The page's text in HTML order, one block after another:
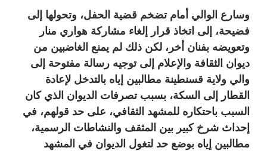
وسارع الوالي أمام تضخم قضية الحفل، وتحولها إلى
فضيحة، إلى اتخاذ قرار
إلغاء مشاركة هواري منار
وتعويضه بفنان أخر، لكن ذلك لم يمنع الغاضبين من
ديوان الثقافة والإعلام إلى توجيه رسالة مفتوحة إلى
والي ولاية قسنطينة مطالبين إياه بالتدخل لإعادة
القطار إلى السكة، بسبب تصرفات الديوان الذي كان
السبب باحتكاره للمشهد الثقافي، على حد قولهم، في
إحداث شرخ كبير بين المثقف والنشاطات الرسمية،
مطالبين إياه بوضع حد لتغول الديوان في المشهد